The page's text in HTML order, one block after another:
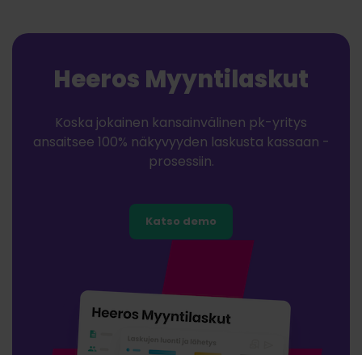
Heeros Myyntilaskut
Koska jokainen kansainvälinen pk-yritys
ansaitsee 100% näkyvyyden laskusta kassaan -
prosessiin.
Katso demo